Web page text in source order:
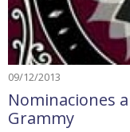
09/12/2013
Nominaciones
Grammy